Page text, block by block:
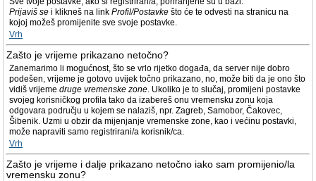
Prijaviš se i klikneš na link Profil/Postavke što će te odvesti na stranicu na
kojoj možeš promijenite sve svoje postavke.
Vrh
Zašto je vrijeme prikazano netočno?
Zanemarimo li mogućnost, što se vrlo rijetko događa, da server nije dobro
podešen, vrijeme je gotovo uvijek točno prikazano, no, može biti da je ono što
vidiš vrijeme druge vremenske zone. Ukoliko je to slučaj, promijeni postavke
svojeg korisničkog profila tako da izabereš onu vremensku zonu koja
odgovara području u kojem se nalaziš, npr. Zagreb, Samobor, Čakovec,
Šibenik. Uzmi u obzir da mijenjanje vremenske zone, kao i većinu postavki,
može napraviti samo registrirani/a korisnik/ca.
Vrh
Zašto je vrijeme i dalje prikazano netočno iako sam promijenio/la
vremensku zonu?